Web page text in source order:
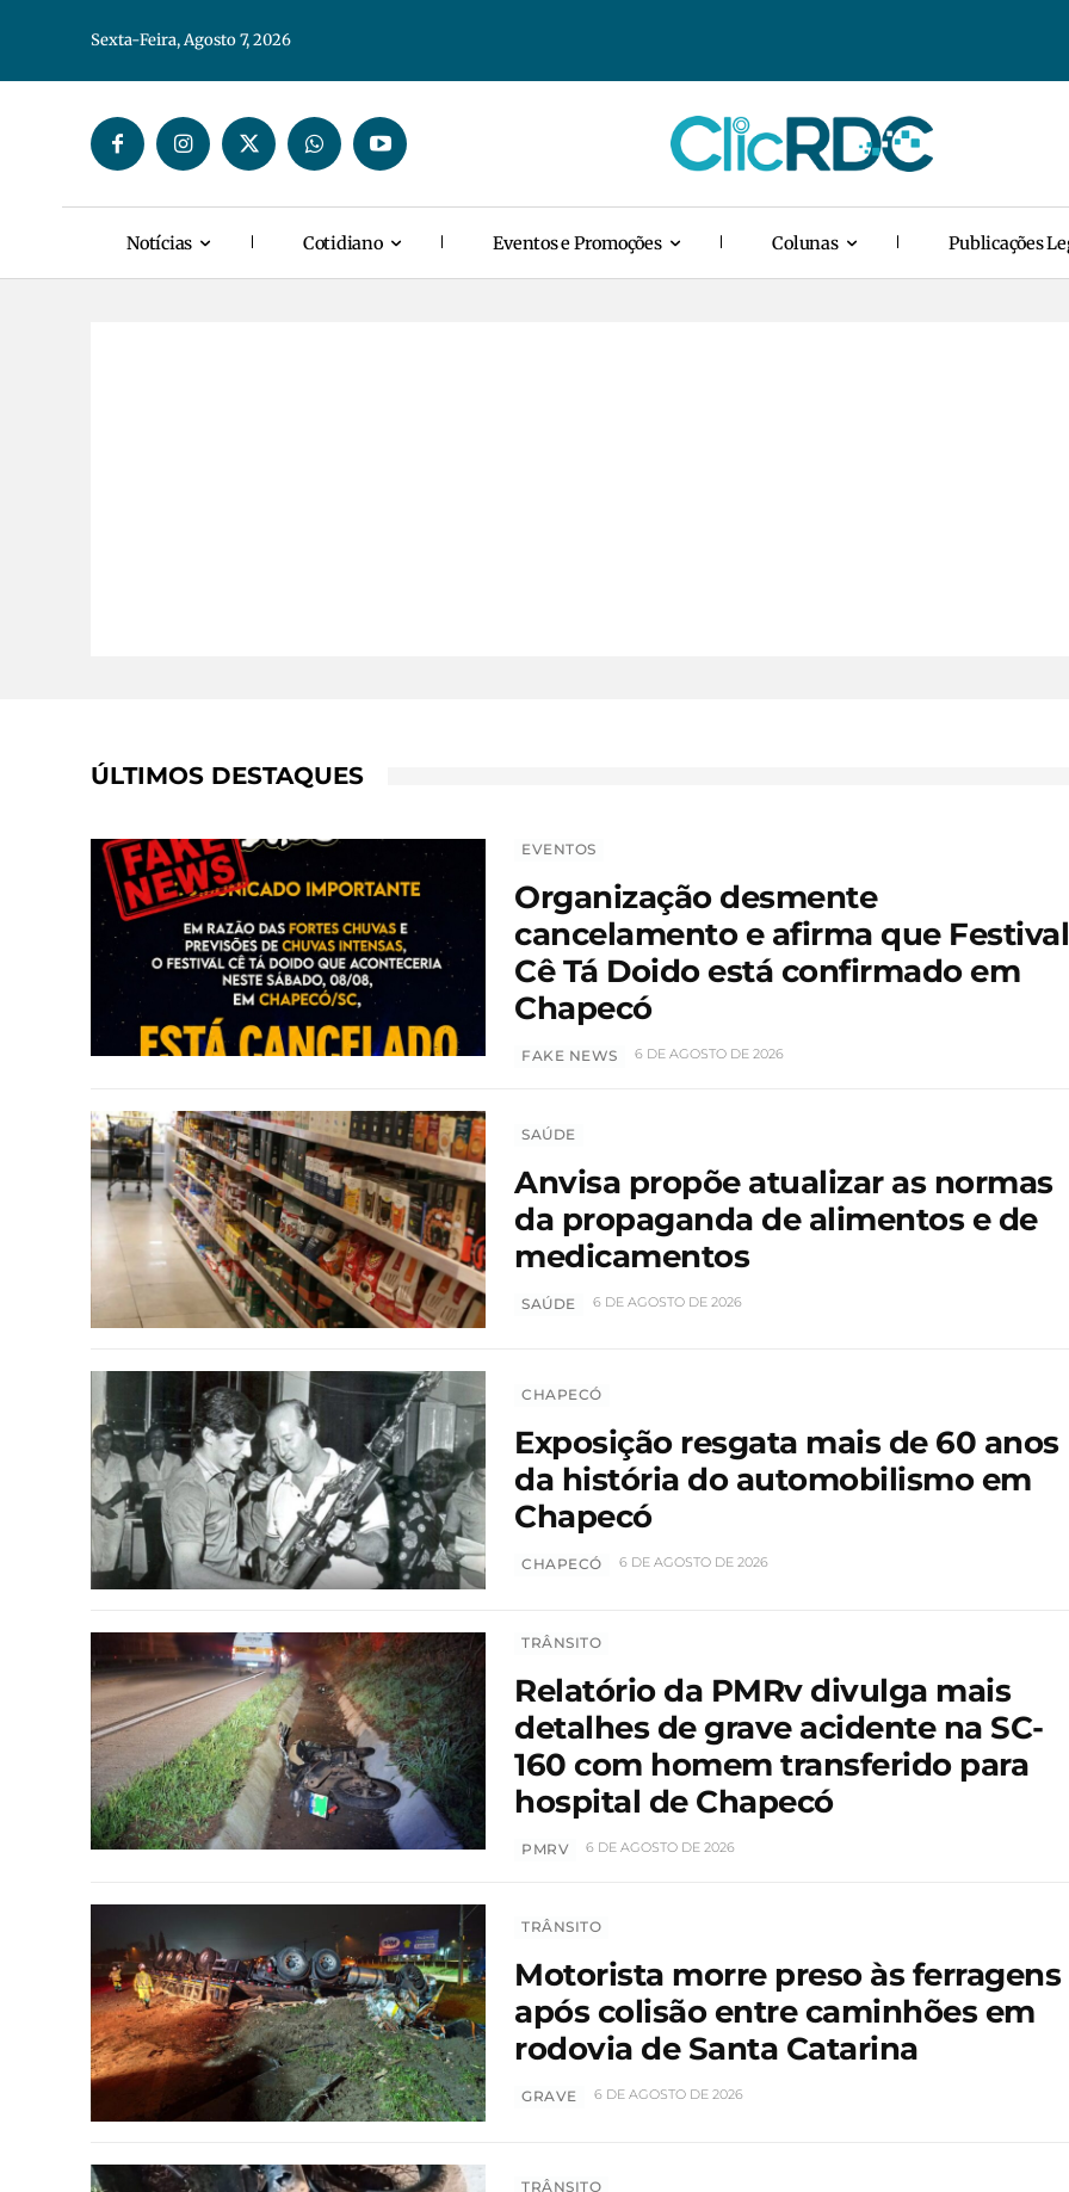
Sexta-Feira, Agosto 7, 2026
Notícias Cotidiano Eventos e Promoções Colunas Publicações
ÚLTIMOS DESTAQUES
EVENTOS
Organização desmente
cancelamento e afirma que Festival
Cê Tá Doido está confirmado em
Chapecó
FAKE NEWS 6 DE AGOSTO DE 2026
SAÚDE
Anvisa propõe atualizar as normas
da propaganda de alimentos e de
medicamentos
SAÚDE 6 DE AGOSTO DE 2026
CHAPECÓ
Exposição resgata mais de 60 anos
da história do automobilismo em
Chapecó
CHAPECÓ 6 DE AGOSTO DE 2026
TRÂNSITO
Relatório da PMRv divulga mais
detalhes de grave acidente na SC-
160 com homem transferido para
hospital de Chapecó
PMRV 6 DE AGOSTO DE 2026
TRÂNSITO
Motorista morre preso às ferragens
após colisão entre caminhões em
rodovia de Santa Catarina
GRAVE 6 DE AGOSTO DE 2026
TRÂNSITO